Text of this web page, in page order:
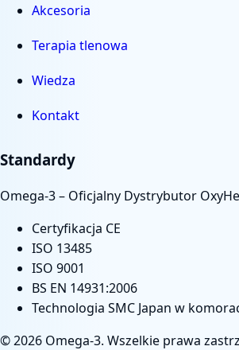
Akcesoria
Terapia tlenowa
Wiedza
Kontakt
Standardy
Omega-3 – Oficjalny Dystrybutor
Certyfikacja CE
ISO 13485
ISO 9001
BS EN 14931:2006
Technologia SMC Japan w
©2026 Omega-3. Wszelkie prawa